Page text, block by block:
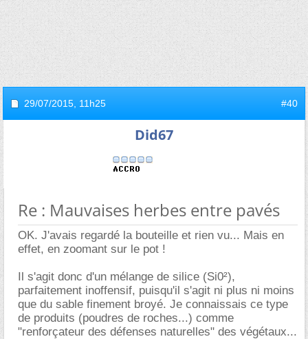
29/07/2015, 11h25 #40
Did67
Re : Mauvaises herbes entre pavés
OK. J'avais regardé la bouteille et rien vu... Mais en
effet, en zoomant sur le pot !
Il s'agit donc d'un mélange de silice (Si0²),
parfaitement inoffensif, puisqu'il s'agit ni plus ni moins
que du sable finement broyé. Je connaissais ce type
de produits (poudres de roches...) comme
"renforçateur des défenses naturelles" des végétaux...